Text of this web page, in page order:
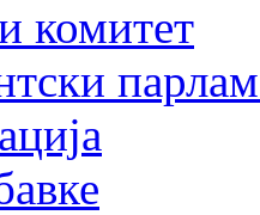
комитет